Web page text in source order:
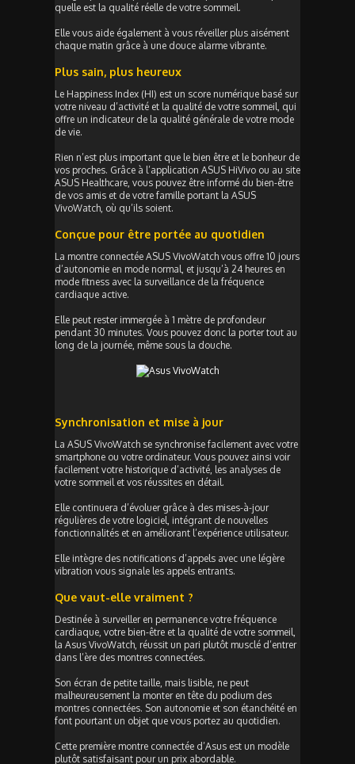
quelle est la qualité réelle de votre sommeil.
Elle vous aide également à vous réveiller plus aisément
chaque matin grâce à une douce alarme vibrante.
Plus sain, plus heureux
Le Happiness Index (HI) est un score numérique basé sur
votre niveau d’activité et la qualité de votre sommeil, qui
offre un indicateur de la qualité générale de votre mode
de vie.
Rien n’est plus important que le bien être et le bonheur de
vos proches. Grâce à l’application ASUS HiVivo ou au site
ASUS Healthcare, vous pouvez être informé du bien-être
de vos amis et de votre famille portant la ASUS
VivoWatch, où qu’ils soient.
Conçue pour être portée au quotidien
La montre connectée ASUS VivoWatch vous offre 10 jours
d’autonomie en mode normal, et jusqu’à 24 heures en
mode fitness avec la surveillance de la fréquence
cardiaque active.
Elle peut rester immergée à 1 mètre de profondeur
pendant 30 minutes. Vous pouvez donc la porter tout au
long de la journée, même sous la douche.
Synchronisation et mise à jour
La ASUS VivoWatch se synchronise facilement avec votre
smartphone ou votre ordinateur. Vous pouvez ainsi voir
facilement votre historique d’activité, les analyses de
votre sommeil et vos réussites en détail.
Elle continuera d’évoluer grâce à des mises-à-jour
régulières de votre logiciel, intégrant de nouvelles
fonctionnalités et en améliorant l’expérience utilisateur.
Elle intègre des notifications d’appels avec une légère
vibration vous signale les appels entrants.
Que vaut-elle vraiment ?
Destinée à surveiller en permanence votre fréquence
cardiaque, votre bien-être et la qualité de votre sommeil,
la Asus VivoWatch, réussit un pari plutôt musclé d’entrer
dans l’ère des montres connectées.
Son écran de petite taille, mais lisible, ne peut
malheureusement la monter en tête du podium des
montres connectées. Son autonomie et son étanchéité en
font pourtant un objet que vous portez au quotidien.
Cette première montre connectée d’Asus est un modèle
plutôt satisfaisant pour un prix abordable.